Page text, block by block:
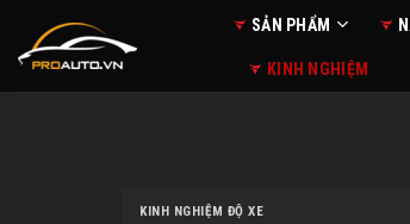
content
SẢN PHẨM
KINH NGHIỆM
KINH NGHIỆM ĐỘ XE